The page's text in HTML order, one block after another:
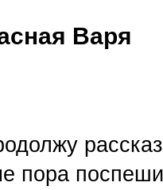
Варя
пора